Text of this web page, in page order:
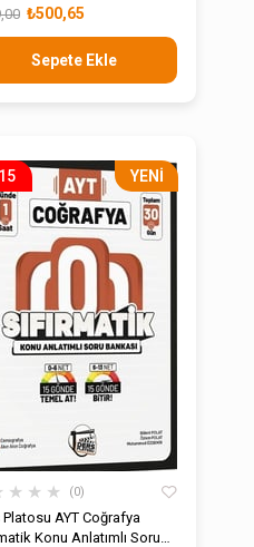
₺500,65
Sepete Ekle
★ ★ ★ 0
Platosu AYT Coğrafya
Konu Anlatımlı Soru
YENI
ÜRÜN